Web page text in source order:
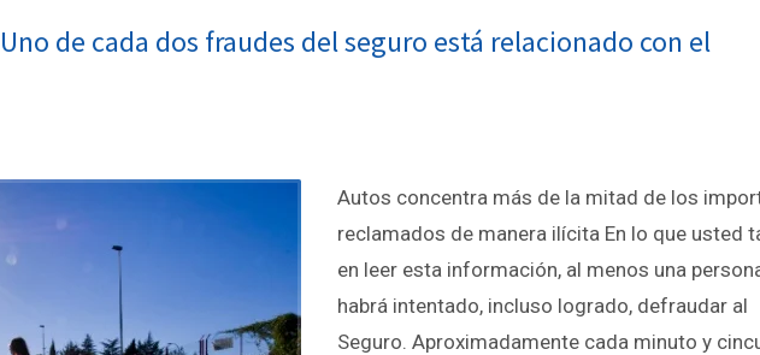
de cada dos fraudes del seguro está relacionado con el
Autos concentra más de la mitad de los
reclamados de manera ilícita En lo que usted
en leer esta información, al menos una
habrá intentado, incluso logrado, defraudar al
Seguro. Aproximadamente cada minuto y